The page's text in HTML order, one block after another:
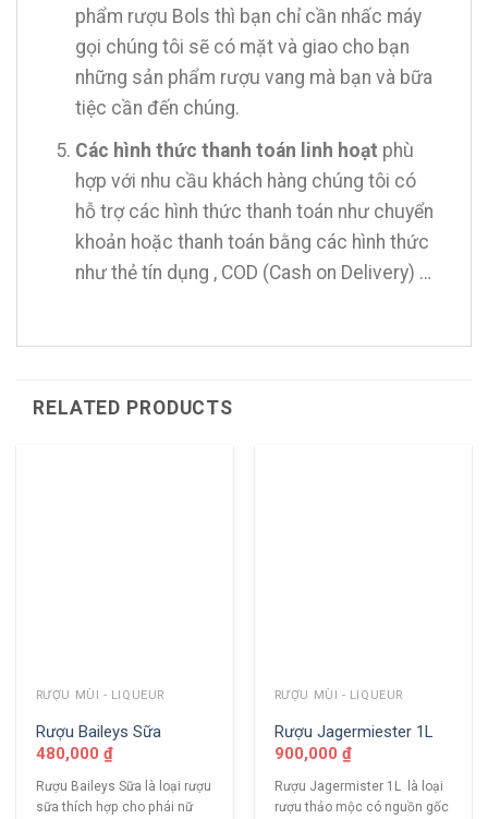
phẩm rượu Bols thì bạn chỉ cần nhấc máy
gọi chúng tôi sẽ có mặt và giao cho bạn
những sản phẩm rượu vang mà bạn và bữa
tiệc cần đến chúng.
Các hình thức thanh toán linh hoạt phù
hợp với nhu cầu khách hàng chúng tôi có
hỗ trợ các hình thức thanh toán như chuyển
khoản hoặc thanh toán bằng các hình thức
như thẻ tín dụng , COD (Cash on Delivery) …
RELATED PRODUCTS
RƯỢU MÙI - LIQUEUR
Rượu Baileys Sữa
480,000 ₫
Rượu Baileys Sữa là loại rượu
sữa thích hợp cho phái nữ
RƯỢU MÙI - LIQUEUR
Rượu Jagermiester 1L
900,000 ₫
Rượu Jagermister 1L là loại
rượu thảo mộc có nguồn gốc